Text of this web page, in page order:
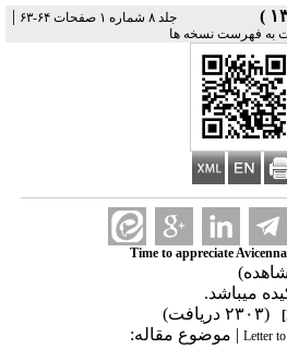
جلد ۸ شماره ۱ صفحات ۶۴-۶۳ |
به فهرست نسخه ها
Time to appreciate
می​باشد.
(۲۳۰۳ دریافت)
Letter| موضوع مقاله: